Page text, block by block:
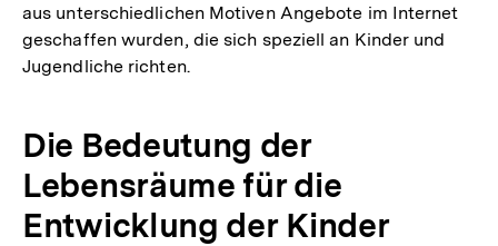
aus unterschiedlichen Motiven Angebote im Internet
geschaffen wurden, die sich speziell an Kinder und
Jugendliche richten.
Die Bedeutung der
Lebensräume für die
Entwicklung der Kinder